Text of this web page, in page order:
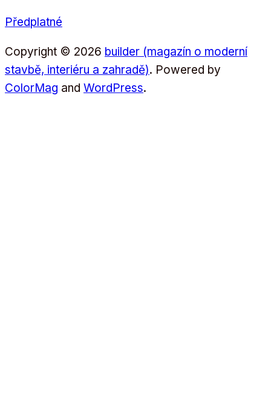
Předplatné
Copyright © 2026 builder (magazín o moderní
stavbě, interiéru a zahradě). Powered by
ColorMag and WordPress.